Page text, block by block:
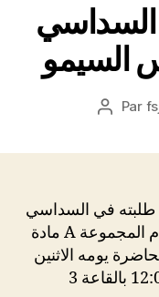
السداسي
السيمو
Auteur
Par
طلبته في السداسي
الثاني الجذع المشترك للقانون العام المجموعة A مادة
يومه الاثنين